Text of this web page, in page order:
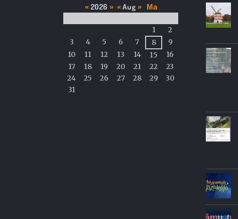
calendar
of
events
« 2026 » « Aug » Ma
1
2
3
4 5 6 7 8
9
10
11 12 13 14 15
16
17
18 19 20 21 22
23
24
25 26 27 28 29
30
31